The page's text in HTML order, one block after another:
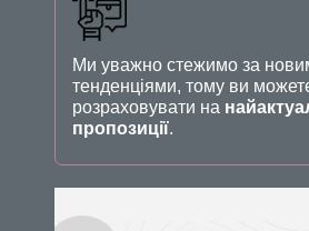
Ми уважно стежимо за
тенденціями, тому ви
розраховувати на
пропозиції.